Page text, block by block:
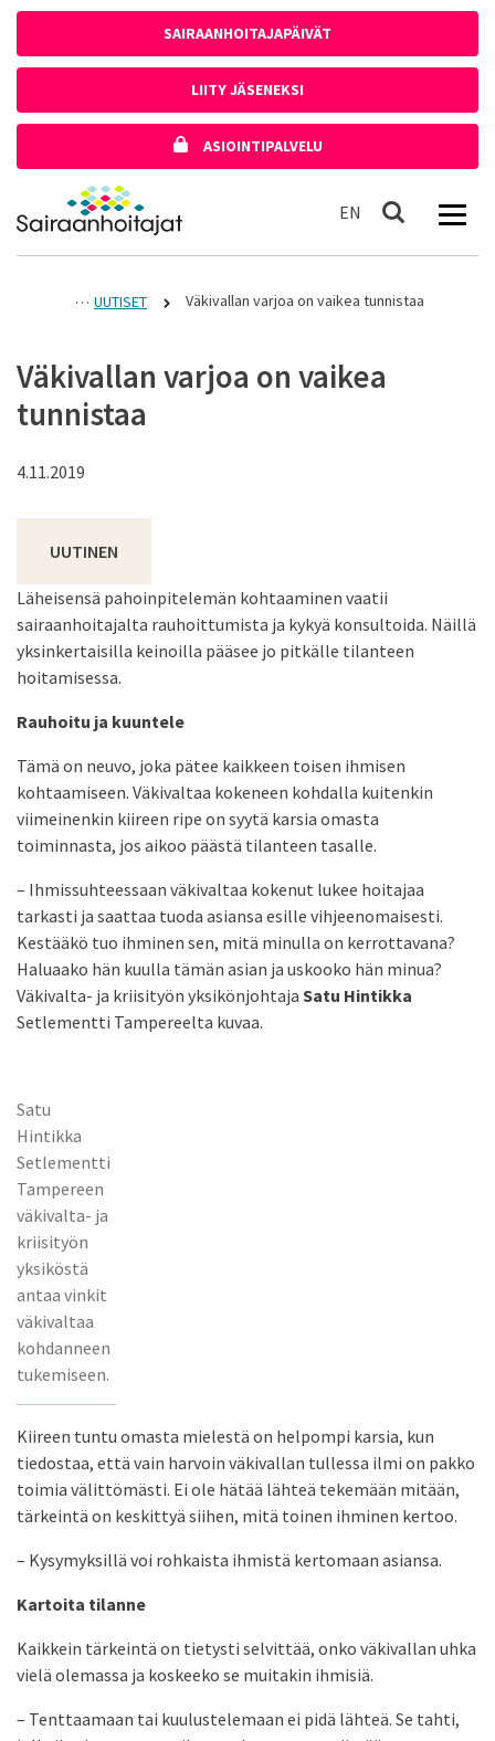
SAIRAANHOITAJAPÄIVÄT
LIITY JÄSENEKSI
ASIOINTIPALVELU
Etusivulle
EN In English
Haku
UUTISET Väkivallan varjoa on vaikea tunnistaa
Väkivallan varjoa on vaikea
tunnistaa
4.11.2019
UUTINEN
Läheisensä pahoinpitelemän kohtaaminen vaatii
sairaanhoitajalta rauhoittumista ja kykyä konsultoida. Näillä
yksinkertaisilla keinoilla pääsee jo pitkälle tilanteen
hoitamisessa.
Rauhoitu ja kuuntele
Tämä on neuvo, joka pätee kaikkeen toisen ihmisen
kohtaamiseen. Väkivaltaa kokeneen kohdalla kuitenkin
viimeinenkin kiireen ripe on syytä karsia omasta
toiminnasta, jos aikoo päästä tilanteen tasalle.
– Ihmissuhteessaan väkivaltaa kokenut lukee hoitajaa
tarkasti ja saattaa tuoda asiansa esille vihjeenomaisesti.
Kestääkö tuo ihminen sen, mitä minulla on kerrottavana?
Haluaako hän kuulla tämän asian ja uskooko hän minua?
Väkivalta- ja kriisityön yksikönjohtaja Satu Hintikka
Setlementti Tampereelta kuvaa.
Satu
Hintikka
Setlementti
Tampereen
väkivalta- ja
kriisityön
yksiköstä
antaa vinkit
väkivaltaa
kohdanneen
tukemiseen.
Kiireen tuntu omasta mielestä on helpompi karsia, kun
tiedostaa, että vain harvoin väkivallan tullessa ilmi on pakko
toimia välittömästi. Ei ole hätää lähteä tekemään mitään,
tärkeintä on keskittyä siihen, mitä toinen ihminen kertoo.
– Kysymyksillä voi rohkaista ihmistä kertomaan asiansa.
Kartoita tilanne
Kaikkein tärkeintä on tietysti selvittää, onko väkivallan uhka
vielä olemassa ja koskeeko se muitakin ihmisiä.
– Tenttaamaan tai kuulustelemaan ei pidä lähteä. Se tahti,